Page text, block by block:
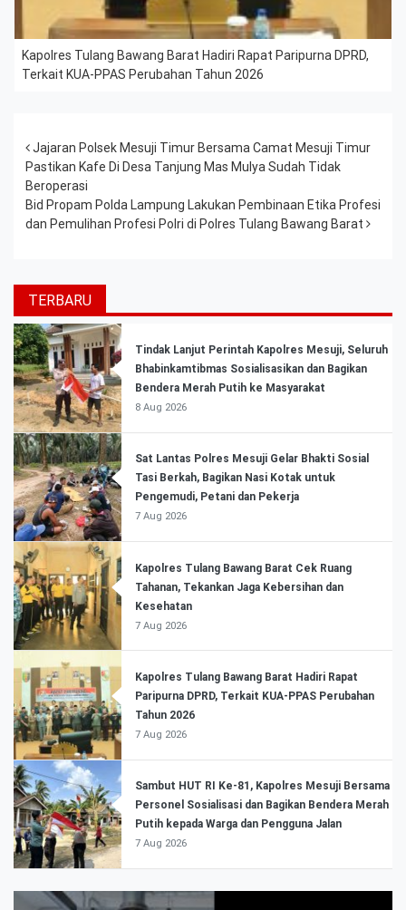
Kapolres Tulang Bawang Barat Hadiri Rapat Paripurna DPRD,
Terkait KUA-PPAS Perubahan Tahun 2026
Post navigation
Jajaran Polsek Mesuji Timur Bersama Camat Mesuji Timur
Pastikan Kafe Di Desa Tanjung Mas Mulya Sudah Tidak
Beroperasi
Bid Propam Polda Lampung Lakukan Pembinaan Etika Profesi
dan Pemulihan Profesi Polri di Polres Tulang Bawang Barat
TERBARU
Tindak Lanjut Perintah Kapolres Mesuji, Seluruh
Bhabinkamtibmas Sosialisasikan dan Bagikan
Bendera Merah Putih ke Masyarakat
8 Aug 2026
Sat Lantas Polres Mesuji Gelar Bhakti Sosial
Tasi Berkah, Bagikan Nasi Kotak untuk
Pengemudi, Petani dan Pekerja
7 Aug 2026
Kapolres Tulang Bawang Barat Cek Ruang
Tahanan, Tekankan Jaga Kebersihan dan
Kesehatan
7 Aug 2026
Kapolres Tulang Bawang Barat Hadiri Rapat
Paripurna DPRD, Terkait KUA-PPAS Perubahan
Tahun 2026
7 Aug 2026
Sambut HUT RI Ke-81, Kapolres Mesuji Bersama
Personel Sosialisasi dan Bagikan Bendera Merah
Putih kepada Warga dan Pengguna Jalan
7 Aug 2026